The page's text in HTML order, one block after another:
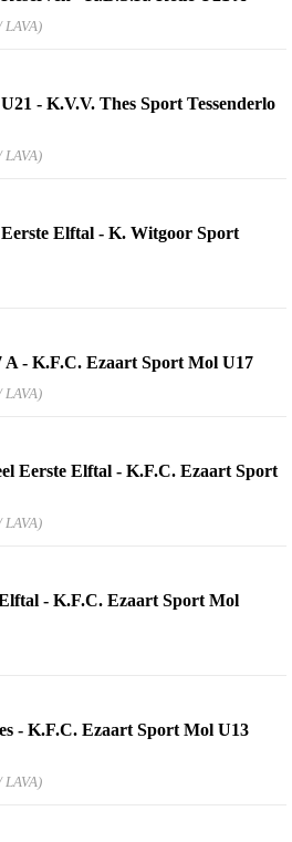
LAVA)
- K.V.V. Thes Sport Tessenderlo
LAVA)
Elftal - K. Witgoor Sport
- K.F.C. Ezaart Sport Mol U17
LAVA)
Eerste Elftal - K.F.C. Ezaart Sport
LAVA)
- K.F.C. Ezaart Sport Mol
- K.F.C. Ezaart Sport Mol U13
LAVA)